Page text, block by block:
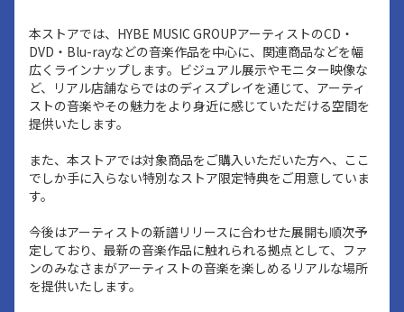
本ストアでは、HYBE MUSIC GROUPアーティストのCD・
DVD・Blu-rayなどの音楽作品を中心に、関連商品などを幅
広くラインナップします。ビジュアル展示やモニター映像な
ど、リアル店舗ならではのディスプレイを通じて、アーティ
ストの音楽やその魅力をより身近に感じていただける空間を
提供いたします。
また、本ストアでは対象商品をご購入いただいた方へ、ここ
でしか手に入らない特別なストア限定特典をご用意していま
す。
今後はアーティストの新譜リリースに合わせた展開も順次予
定しており、最新の音楽作品に触れられる拠点として、ファ
ンのみなさまがアーティストの音楽を楽しめるリアルな場所
を提供いたします。